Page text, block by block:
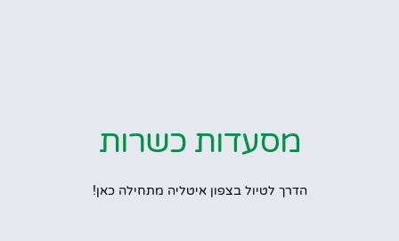
מסעדות כשרות
הדרך לטיול בצפון איטליה מתחילה כאן!